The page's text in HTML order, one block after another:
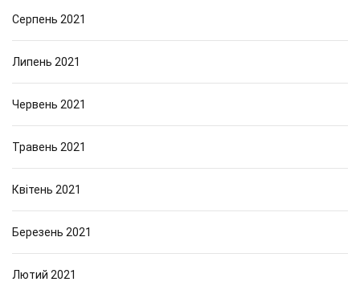
Серпень 2021
Липень 2021
Червень 2021
Травень 2021
Квітень 2021
Березень 2021
Лютий 2021